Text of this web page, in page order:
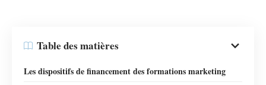
Table des matières
Les dispositifs de financement des formations marketing